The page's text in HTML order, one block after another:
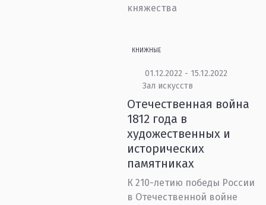
княжества
КНИЖНЫЕ
01.12.2022 - 15.12.2022
Зал искусств
Отечественная война
1812 года в
художественных и
исторических
памятниках
К 210-летию победы России
в Отечественной войне